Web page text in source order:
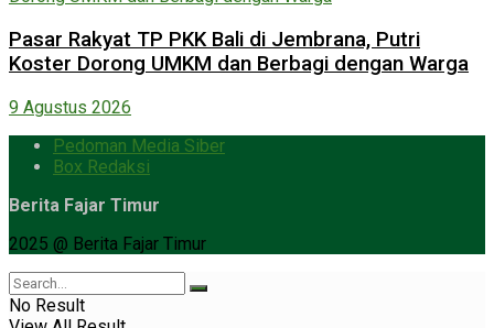
Pasar Rakyat TP PKK Bali di Jembrana, Putri
Koster Dorong UMKM dan Berbagi dengan Warga
9 Agustus 2026
Pedoman Media Siber
Box Redaksi
Berita Fajar Timur
2025 @ Berita Fajar Timur
No Result